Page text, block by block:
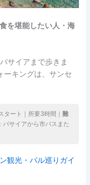
を堪能したい人・海
サイアまで歩きま
ーキングは、サンセ
タート｜所要3時間｜難
パサイアから市バスまた
観光・バル巡りガイ